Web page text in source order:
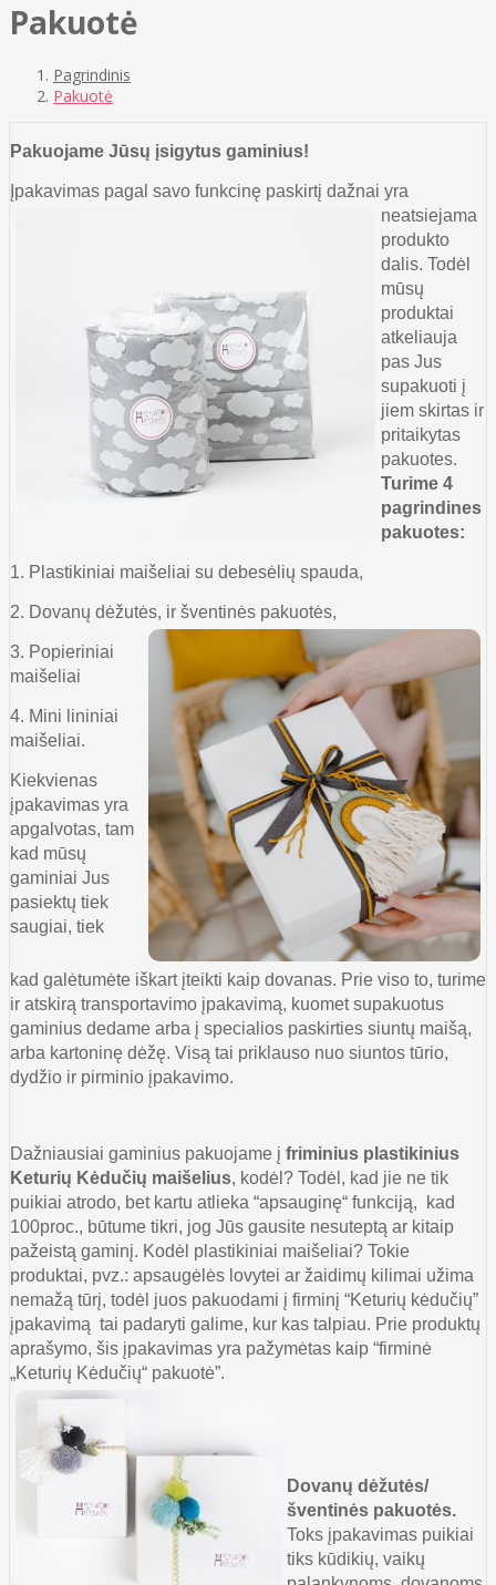
Pakuotė
Pagrindinis
Pakuotė
Pakuojame Jūsų įsigytus gaminius!
Įpakavimas pagal savo funkcinę paskirtį dažnai yra
neatsiejama
produkto
dalis. Todėl
mūsų
produktai
atkeliauja
pas Jus
supakuoti į
jiem skirtas ir
pritaikytas
pakuotes.
Turime 4
pagrindines
pakuotes:
1. Plastikiniai maišeliai su debesėlių spauda,
2. Dovanų dėžutės, ir šventinės pakuotės,
3. Popieriniai
maišeliai
4. Mini lininiai
maišeliai.
Kiekvienas
įpakavimas yra
apgalvotas, tam
kad mūsų
gaminiai Jus
pasiektų tiek
saugiai, tiek
kad galėtumėte iškart įteikti kaip dovanas. Prie viso to, turime
ir atskirą transportavimo įpakavimą, kuomet supakuotus
gaminius dedame arba į specialios paskirties siuntų maišą,
arba kartoninę dėžę. Visą tai priklauso nuo siuntos tūrio,
dydžio ir pirminio įpakavimo.
Dažniausiai gaminius pakuojame į friminius plastikinius
Keturių Kėdučių maišelius, kodėl? Todėl, kad jie ne tik
puikiai atrodo, bet kartu atlieka “apsauginę“ funkciją, kad
100proc., būtume tikri, jog Jūs gausite nesuteptą ar kitaip
pažeistą gaminį. Kodėl plastikiniai maišeliai? Tokie
produktai, pvz.: apsaugėlės lovytei ar žaidimų kilimai užima
nemažą tūrį, todėl juos pakuodami į firminį “Keturių kėdučių”
įpakavimą tai padaryti galime, kur kas talpiau. Prie produktų
aprašymo, šis įpakavimas yra pažymėtas kaip “firminė
„Keturių Kėdučių“ pakuotė”.
Dovanų dėžutės/
šventinės pakuotės.
Toks įpakavimas puikiai
tiks kūdikių, vaikų